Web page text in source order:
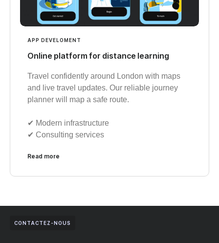
APP DEVELOMENT
Online platform for distance learning
Travel confidently around London with maps
and live travel updates. Our reliable journey
planner will map a safe route.
✔︎ Modern infrastructure
✔︎ Consulting services
Read more
CONTACTEZ-NOUS